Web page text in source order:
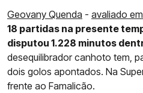
Geovany Quenda - avaliado
18 partidas na presente
disputou 1.228 minutos
desequilibrador canhoto tem,
dois golos apontados. Na
frente ao Famalicão.